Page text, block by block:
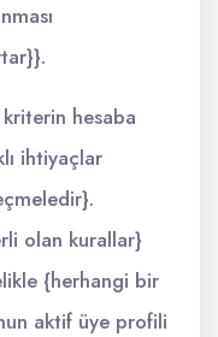
kriterin hesaba
ihtiyaçlar
olan kurallar}
{herhangi bir
aktif üye profili